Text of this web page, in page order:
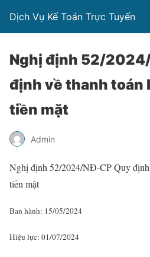
Dịch Vụ Kế Toán Trực Tuyến
Nghị định 52/
định về thanh toán
tiền mặt
Admin
Nghị định 52/2024/NĐ-CP Quy
tiền mặt
Ban hành: 15/05/2024
Hiệu lực: 01/07/2024